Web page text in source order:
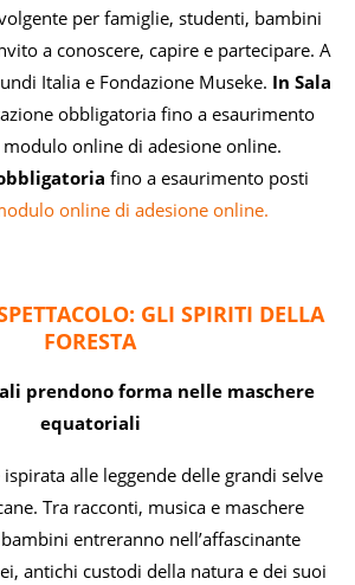
per famiglie, studenti, bambini
a conoscere, capire e partecipare. A
Italia e Fondazione Museke. In Sala
obbligatoria fino a esaurimento
online di adesione online.
fino a esaurimento posti
online di adesione online.
GLI SPIRITI DELLA
FORESTA
prendono forma nelle maschere
equatoriali
alle leggende delle grandi selve
Tra racconti, musica e maschere
entreranno nell’affascinante
antichi custodi della natura e dei suoi